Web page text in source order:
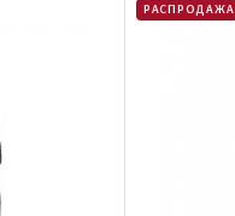
РАСПРОДАЖА